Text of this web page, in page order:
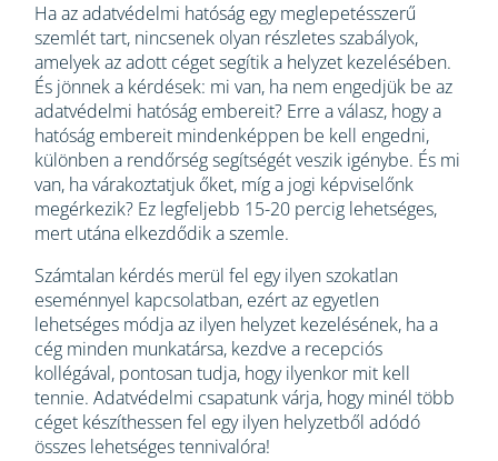
Ha az adatvédelmi hatóság egy meglepetésszerű
szemlét tart, nincsenek olyan részletes szabályok,
amelyek az adott céget segítik a helyzet kezelésében.
És jönnek a kérdések: mi van, ha nem engedjük be az
adatvédelmi hatóság embereit? Erre a válasz, hogy a
hatóság embereit mindenképpen be kell engedni,
különben a rendőrség segítségét veszik igénybe. És mi
van, ha várakoztatjuk őket, míg a jogi képviselőnk
megérkezik? Ez legfeljebb 15-20 percig lehetséges,
mert utána elkezdődik a szemle.
Számtalan kérdés merül fel egy ilyen szokatlan
eseménnyel kapcsolatban, ezért az egyetlen
lehetséges módja az ilyen helyzet kezelésének, ha a
cég minden munkatársa, kezdve a recepciós
kollégával, pontosan tudja, hogy ilyenkor mit kell
tennie. Adatvédelmi csapatunk várja, hogy minél több
céget készíthessen fel egy ilyen helyzetből adódó
összes lehetséges tennivalóra!